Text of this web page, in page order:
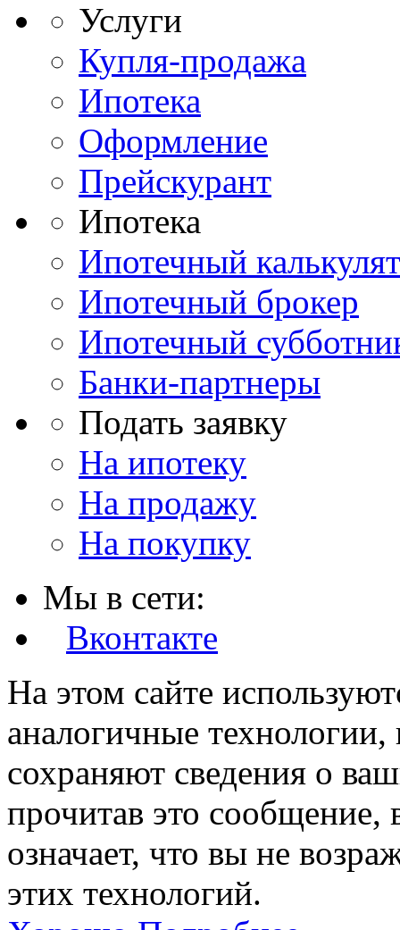
Услуги
Купля-продажа
Ипотека
Оформление
Прейскурант
Ипотека
Ипотечный
Ипотечный брокер
Ипотечный
Банки-партнеры
Подать заявку
На ипотеку
На продажу
На покупку
Мы в сети:
Вконтакте
На этом сайте
аналогичные технологии,
сохраняют сведения о
прочитав это сообщение,
означает, что вы не
этих технологий.